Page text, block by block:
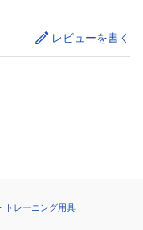
レビューを書く
トレーニング用具